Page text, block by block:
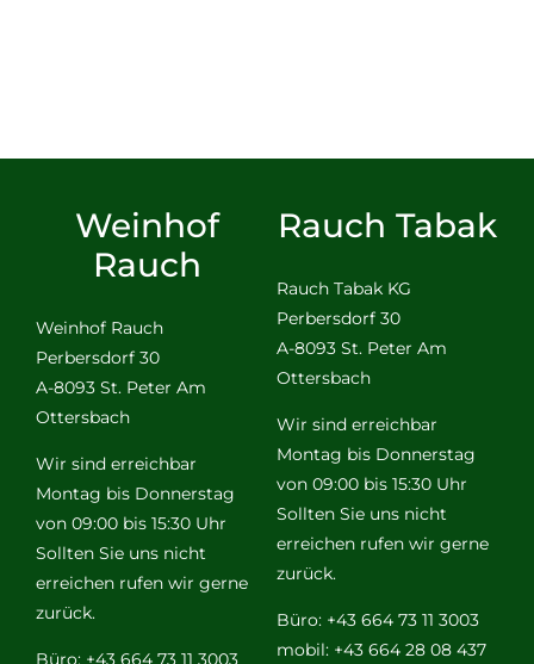
Weinhof
Rauch
Weinhof Rauch
Perbersdorf 30
A-8093 St. Peter Am
Ottersbach
Wir sind erreichbar
Montag bis Donnerstag
von 09:00 bis 15:30 Uhr
Sollten Sie uns nicht
erreichen rufen wir gerne
zurück.
Büro: +43 664 73 11 3003
Rauch Tabak
Rauch Tabak KG
Perbersdorf 30
A-8093 St. Peter Am
Ottersbach
Wir sind erreichbar
Montag bis Donnerstag
von 09:00 bis 15:30 Uhr
Sollten Sie uns nicht
erreichen rufen wir gerne
zurück.
Büro: +43 664 73 11 3003
mobil: +43 664 28 08 437